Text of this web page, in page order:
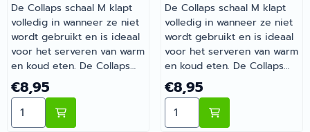
De Collaps schaal M klapt
volledig in wanneer ze niet
wordt gebruikt en is ideaal
voor het serveren van warm
en koud eten. De Collaps
schaal M is onbreekbaar,
eenvoudig te reinigen, en
opent en plooit in enkele
seconden. | Outwell Collaps
Prijs: 8,95
€8,95
Aantal kiezen voor Outwell Collaps Schaal M Crème
De Collaps schaal M klapt
volledig in wanneer ze niet
wordt gebruikt en is ideaal
voor het serveren van warm
en koud eten. De Collaps
schaal M is onbreekbaar,
eenvoudig te reinigen, en
opent en plooit in enkele
seconden. | Outwell Collaps
Prijs: 8,95
€8,95
Aantal kiezen voor